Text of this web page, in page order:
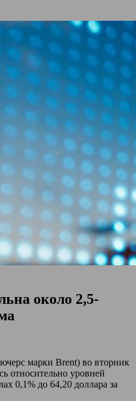
около 2,5-
марки Brent) во вторник
относительно уровней
0,1% до 64,20 доллара за